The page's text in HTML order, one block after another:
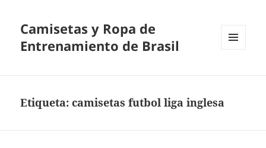
Camisetas y Ropa de
Entrenamiento de Brasil
Etiqueta:camisetas futbol liga inglesa